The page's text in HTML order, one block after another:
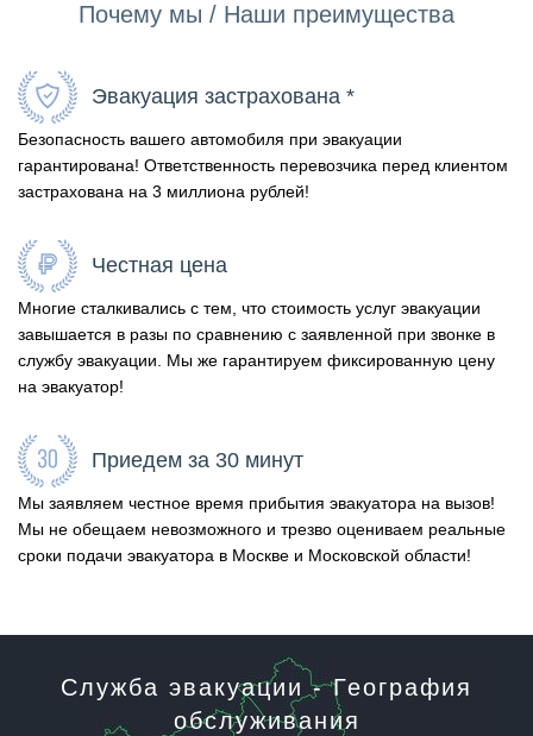
Почему мы / Наши преимущества
Эвакуация застрахована *
Безопасность вашего автомобиля при эвакуации
гарантирована! Ответственность перевозчика перед клиентом
застрахована на 3 миллиона рублей!
Честная цена
Многие сталкивались с тем, что стоимость услуг эвакуации
завышается в разы по сравнению с заявленной при звонке в
службу эвакуации. Мы же гарантируем фиксированную цену
на эвакуатор!
Приедем за 30 минут
Мы заявляем честное время прибытия эвакуатора на вызов!
Мы не обещаем невозможного и трезво оцениваем реальные
сроки подачи эвакуатора в Москве и Московской области!
Служба эвакуации - География
обслуживания